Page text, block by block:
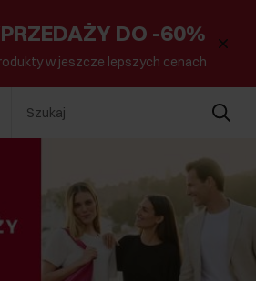
DO -60%
w jeszcze lepszych cenach
Szukaj